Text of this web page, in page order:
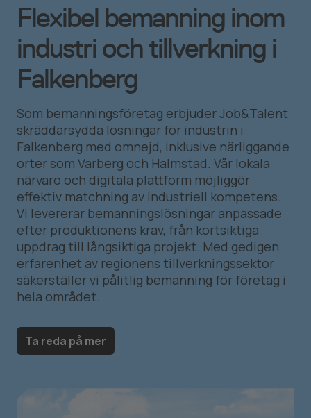
Flexibel bemanning inom
industri och tillverkning i
Falkenberg
Som bemanningsföretag erbjuder Job&Talent
skräddarsydda lösningar för industrin i
Falkenberg med omnejd, inklusive närliggande
orter som Varberg och Halmstad. Vår lokala
närvaro och digitala plattform möjliggör
effektiv matchning av industriell kompetens.
Vi levererar bemanningslösningar anpassade
efter produktionens krav, från kortsiktiga
uppdrag till långsiktiga projekt. Med gedigen
erfarenhet av regionens tillverkningssektor
säkerställer vi pålitlig bemanning för företag i
hela området.
Ta reda på mer